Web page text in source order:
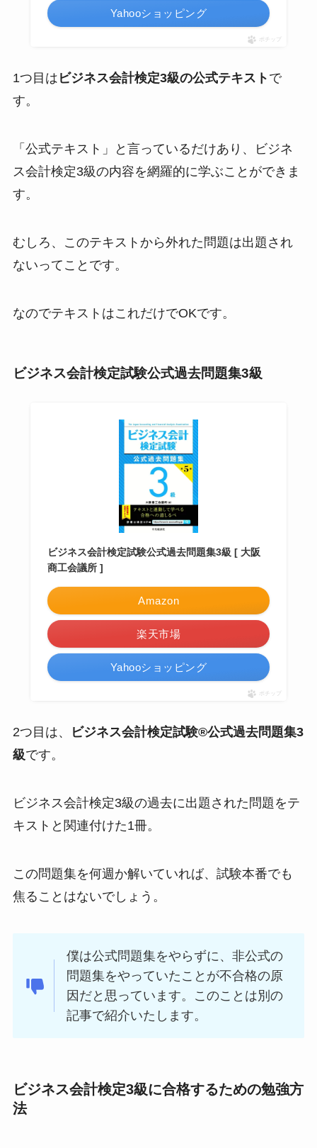
Yahooショッピング
ポチップ
1つ目は ビジネス会計検定3級の公式テキスト で
す。
「公式テキスト」と言っているだけあり、ビジネ
ス会計検定3級の内容を網羅的に学ぶことができま
す。
むしろ、このテキストから外れた問題は出題され
ないってことです。
なのでテキストはこれだけでOKです。
ビジネス会計検定試験公式過去問題集3級
ビジネス会計検定試験公式過去問題集3級 [ 大阪
商工会議所 ]
Amazon
楽天市場
Yahooショッピング
ポチップ
2つ目は、
ビジネス会計検定試験®公式過去問題集3
級です。
ビジネス会計検定3級の過去に出題された問題をテ
キストと関連付けた1冊。
この問題集を何週か解いていれば、試験本番でも
焦ることはないでしょう。
僕は公式問題集をやらずに、非公式の
問題集をやっていたことが不合格の原
因だと思っています。このことは別の
記事で紹介いたします。
ビジネス会計検定3級に合格するための勉強方
法